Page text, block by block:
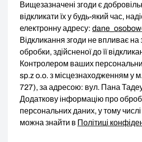
Вищезазначені згоди є
відкликати їх у будь-який час,
електронну адресу:
Відкликання згоди не впливає на
обробки, здійсненої до її
Контролером ваших
sp.z o.o. з місцезнаходженням у
727), за адресою: вул. Пана
Додаткову інформацію про
персональних даних, у тому
можна знайти в Політиці